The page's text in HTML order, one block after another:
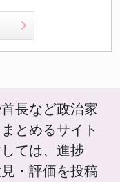
長など政治家
とめるサイト
ては、進捗
・評価を投稿